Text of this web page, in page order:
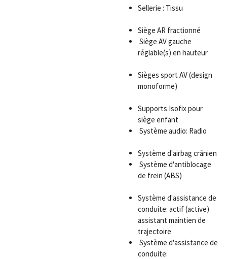
Sellerie : Tissu
Siège AR fractionné
Siège AV gauche
réglable(s) en hauteur
Sièges sport AV (design
monoforme)
Supports Isofix pour
siège enfant
Système audio: Radio
Système d'airbag crânien
Système d'antiblocage
de frein (ABS)
Système d'assistance de
conduite: actif (active)
assistant maintien de
trajectoire
Système d'assistance de
conduite: